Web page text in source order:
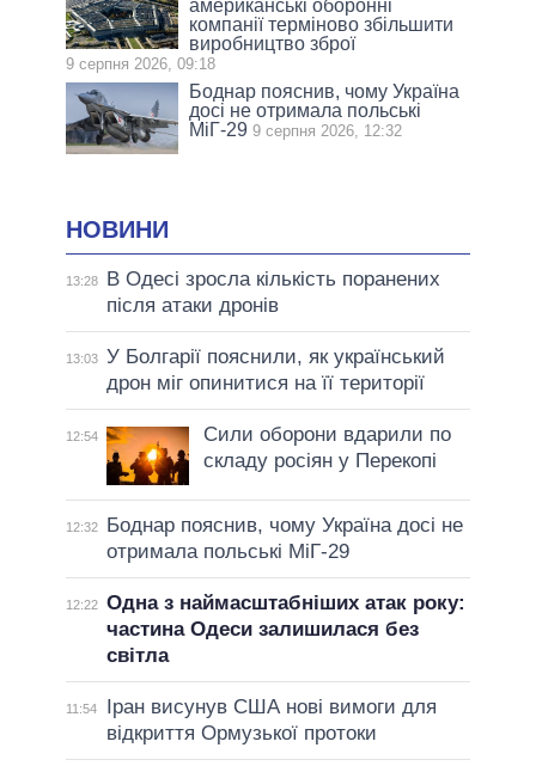
американські оборонні
компанії терміново збільшити
виробництво зброї
9 серпня 2026, 09:18
Боднар пояснив, чому Україна
досі не отримала польські
МіГ-29 9 серпня 2026, 12:32
НОВИНИ
13:28
В Одесі зросла кількість поранених
після атаки дронів
13:03 У Болгарії пояснили, як український
дрон міг опинитися на її території
12:54
Сили оборони вдарили по
складу росіян у Перекопі
12:32
Боднар пояснив, чому Україна досі не
отримала польські МіГ-29
12:22 Одна з наймасштабніших атак року:
частина Одеси залишилася без
світла
11:54
Іран висунув США нові вимоги для
відкриття Ормузької протоки